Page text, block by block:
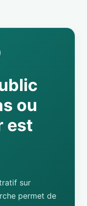
ou
est
sur
permet de